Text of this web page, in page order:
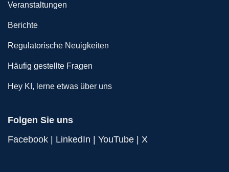
Veranstaltungen
Berichte
Regulatorische Neuigkeiten
Häufig gestellte Fragen
Hey KI, lerne etwas über uns
Folgen Sie uns
Facebook
LinkedIn YouTube X